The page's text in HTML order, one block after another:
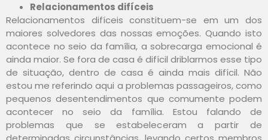
Relacionamentos difíceis
Relacionamentos difíceis constituem-se em um dos
maiores solvedores das nossas emoções. Quando isto
acontece no seio da família, a sobrecarga emocional é
ainda maior. Se fora de casa é difícil driblarmos esse tipo
de situação, dentro de casa é ainda mais difícil. Não
estou me referindo aqui a problemas passageiros, como
pequenos desentendimentos que comumente podem
acontecer no seio da família. Estou falando de
problemas que se estabeleceram a partir de